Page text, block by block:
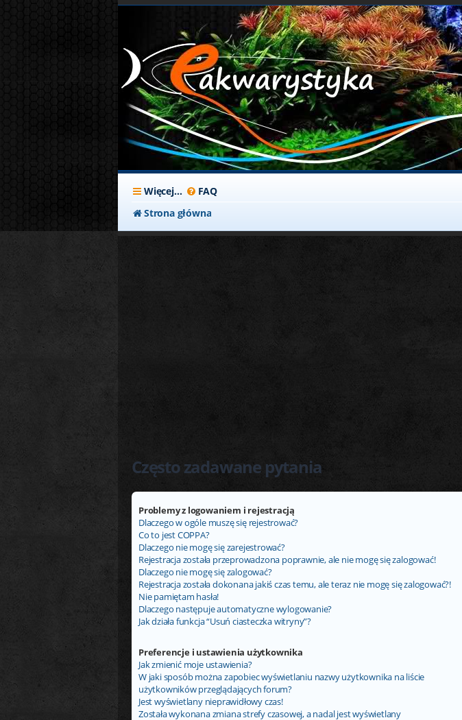
Więcej… FAQ
Strona główna
Często zadawane pytania
Problemy z logowaniem i rejestracją
Dlaczego w ogóle muszę się rejestrować?
Co to jest COPPA?
Dlaczego nie mogę się zarejestrować?
Rejestracja została przeprowadzona poprawnie, ale nie mogę się zalogować!
Dlaczego nie mogę się zalogować?
Rejestracja została dokonana jakiś czas temu, ale teraz nie mogę się zalogować?!
Nie pamiętam hasła!
Dlaczego następuje automatyczne wylogowanie?
Jak działa funkcja “Usuń ciasteczka witryny”?
Preferencje i ustawienia użytkownika
Jak zmienić moje ustawienia?
W jaki sposób można zapobiec wyświetlaniu nazwy użytkownika na liście
użytkowników przeglądających forum?
Jest wyświetlany nieprawidłowy czas!
Została wykonana zmiana strefy czasowej, a nadal jest wyświetlany